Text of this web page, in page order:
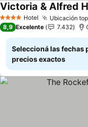
4 EstrellasHotel Ubicación
Victoria & Alfred
8,9 Excelente 7.432
Seleccioná las fechas
precios exactos